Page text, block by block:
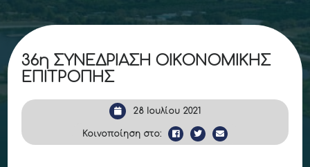
36η ΣΥΝΕΔΡΙΑΣΗ ΟΙΚΟΝΟΜΙΚΗΣ
ΕΠΙΤΡΟΠΗΣ
28 Ιουλίου 2021
Κοινοποίηση στο: